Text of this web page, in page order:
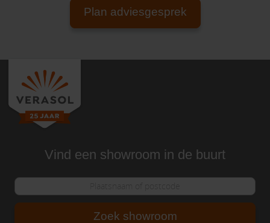
Plan adviesgesprek
Vind een showroom in de buurt
Zoek showroom